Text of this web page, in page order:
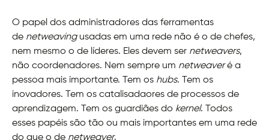
O papel dos administradores das ferramentas
de netweavingusadas em uma rede não é o de chefes,
nem mesmo o de líderes. Eles devem ser netweavers,
não coordenadores. Nem sempre um netweaveré a
pessoa mais importante. Tem os hubs. Tem os
inovadores. Tem os catalisadaores de processos de
aprendizagem. Tem os guardiães do kernel. Todos
esses papéis são tão ou mais importantes em uma rede
do que o de netweaver.